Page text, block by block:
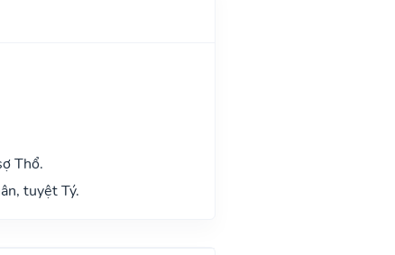
Thổ.
tuyệt Tý.